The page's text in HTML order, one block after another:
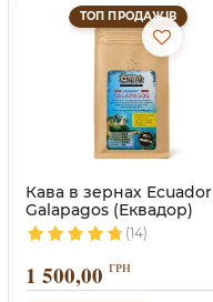
ТОП ПРОДАЖІВ
Кава в зернах Ecuador
Galapagos (Еквадор)
(14)
1 500,00 ГРН